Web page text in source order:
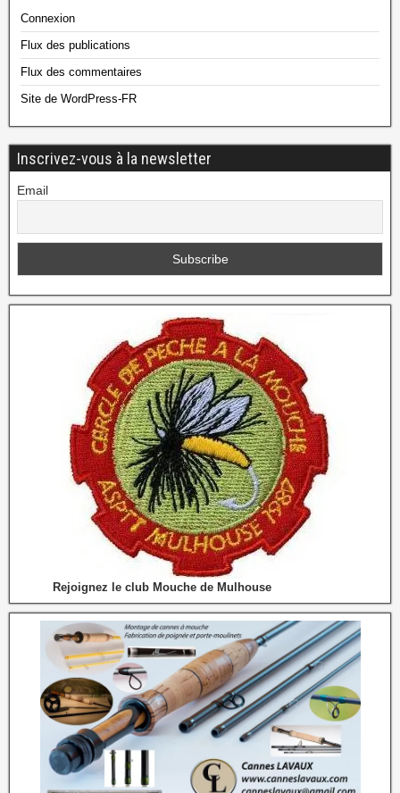
Connexion
Flux des publications
Flux des commentaires
Site de WordPress-FR
Inscrivez-vous à la newsletter
Email
Rejoignez le club Mouche de Mulhouse